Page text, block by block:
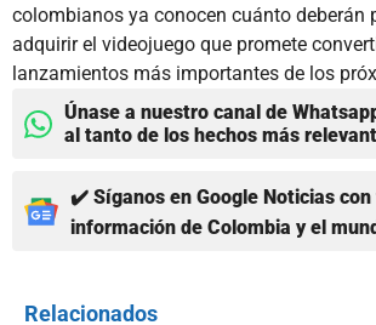
colombianos ya conocen cuánto deberán
adquirir el videojuego que promete
lanzamientos más importantes de los
Únase a nuestro canal de
al tanto de los hechos más
✔️ Síganos en Google Noticias con
información de Colombia y el
Relacionados